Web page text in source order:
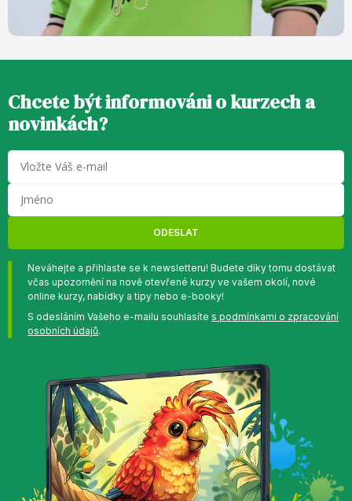
Chcete být informováni o kurzech a
novinkách?
ODESLAT
Neváhejte a přihlaste se k newsletteru! Budete díky tomu dostávat
včas upozornění na nově otevřené kurzy ve vašem okolí, nové
online kurzy, nabídky a tipy nebo e-booky!
S odesláním Vašeho e-mailu souhlasíte s podmínkami o zpracování
osobních údajů.